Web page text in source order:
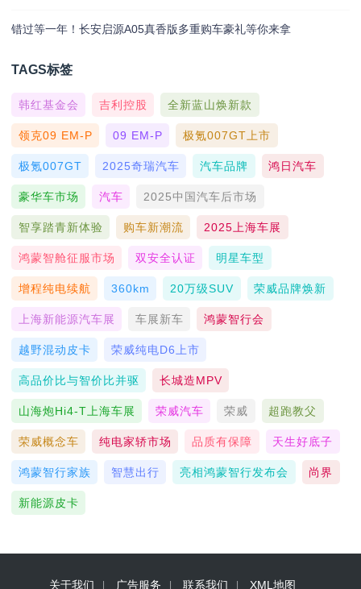
错过等一年！长安启源A05真香版多重购车豪礼等你来拿
TAGS标签
韩红基金会 吉利控股 全新蓝山焕新款
领克09 EM-P 09 EM-P 极氪007GT上市
极氪007GT 2025奇瑞汽车 汽车品牌 鸿日汽车
豪华车市场 汽车 2025中国汽车后市场
智享踏青新体验 购车新潮流 2025上海车展
鸿蒙智舱征服市场 双安全认证 明星车型
增程纯电续航 360km 20万级SUV 荣威品牌焕新
上海新能源汽车展 车展新车 鸿蒙智行会
越野混动皮卡 荣威纯电D6上市
高品价比与智价比并驱 长城造MPV
山海炮Hi4-T上海车展 荣威汽车 荣威 超跑教父
荣威概念车 纯电家轿市场 品质有保障 天生好底子
鸿蒙智行家族 智慧出行 亮相鸿蒙智行发布会 尚界
新能源皮卡
关于我们 广告服务 联系我们 XML地图